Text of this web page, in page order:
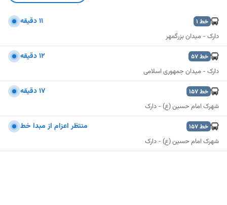
خط 1 ۱۱ دقیقه
دارک - میدان بزرگمهر
خط57 ۱۲ دقیقه
دارک - میدان جمهوری اسلامی
خط157 ۱٧ دقیقه
شهرک امام حسین (ع) - دارک
خط157 منتظر اعزام از مبدا خط
شهرک امام حسین (ع) - دارک